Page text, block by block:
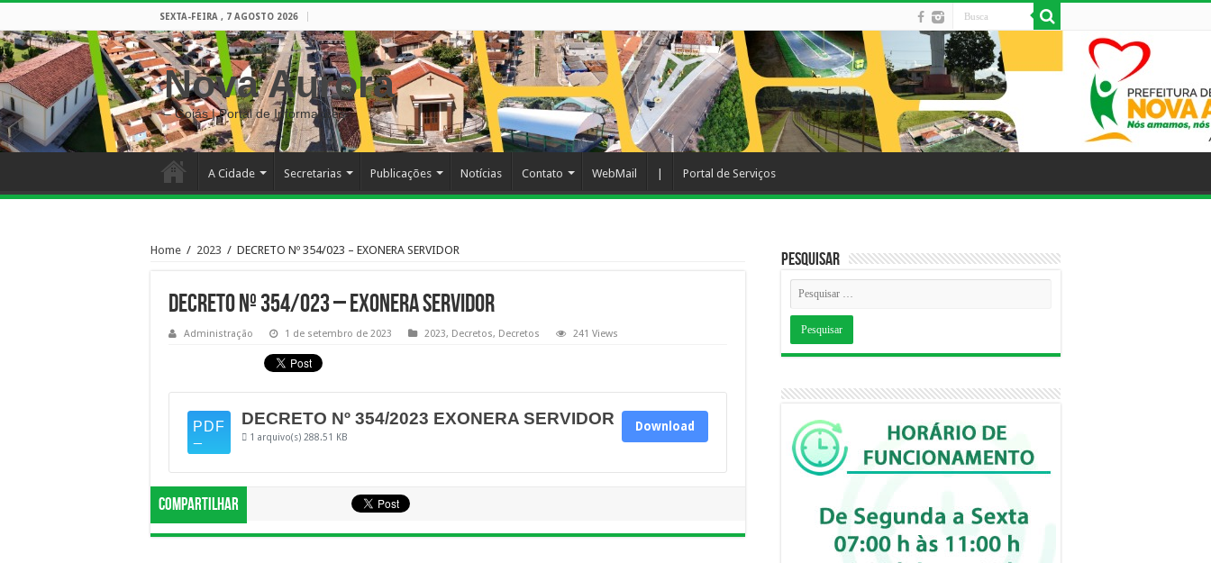
SEXTA-FEIRA , 7 AGOSTO 2026
Nova Aurora
– Goiás | Portal de Informações
A Cidade Secretarias Publicações Notícias Contato WebMail Portal de Serviços
Home / 2023 / DECRETO Nº 354/023 – EXONERA SERVIDOR
DECRETO Nº 354/023 – EXONERA SERVIDOR
Administração 1 de setembro de 2023 2023, Decretos, Decretos 241 Views
DECRETO Nº 354/2023 EXONERA SERVIDOR
1 arquivo(s) 288.51 KB
Download
Compartilhar
Pesquisar